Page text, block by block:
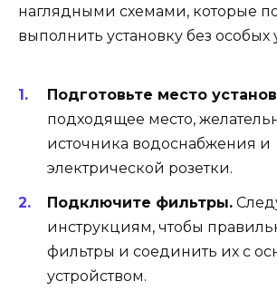
наглядными схемами, которые
выполнить установку без особых
Подготовьте место
подходящее место,
источника водоснабжения и
электрической розетки.
Подключите фильтры.
инструкциям, чтобы
фильтры и соединить их с
устройством.